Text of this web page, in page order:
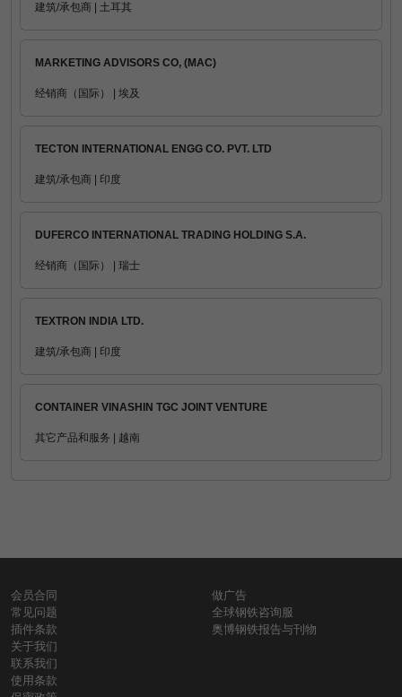
建筑/承包商 | 土耳其
MARKETING ADVISORS CO, (MAC)
经销商（国际） | 埃及
TECTON INTERNATIONAL ENGG CO. PVT. LTD
建筑/承包商 | 印度
DUFERCO INTERNATIONAL TRADING HOLDING S.A.
经销商（国际） | 瑞士
TEXTRON INDIA LTD.
建筑/承包商 | 印度
CONTAINER VINASHIN TGC JOINT VENTURE
其它产品和服务 | 越南
会员合同
常见问题
插件条款
关于我们
联系我们
使用条款
做广告
全球钢铁咨询服
奥博钢铁报告与刊物